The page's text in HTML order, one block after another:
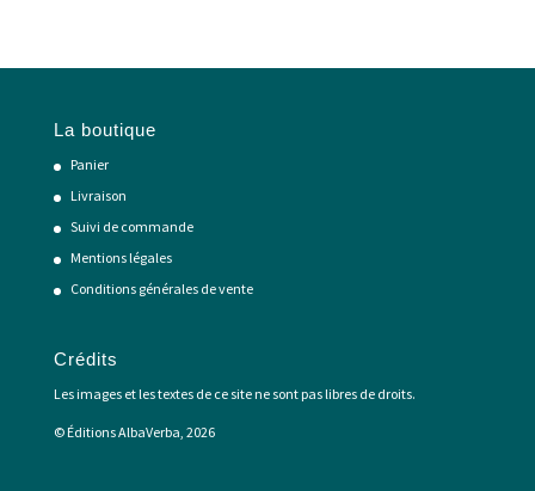
La boutique
Panier
Livraison
Suivi de commande
Mentions légales
Conditions générales de vente
Crédits
Les images et les textes de ce site ne sont pas libres de droits.
© Éditions AlbaVerba, 2026